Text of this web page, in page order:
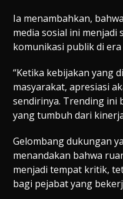
Ia menambahkan,
media sosial ini menjadi
komunikasi publik di era
“Ketika kebijakan yang
masyarakat, apresiasi
sendirinya. Trending ini
yang tumbuh dari
Gelombang dukungan
menandakan bahwa
menjadi tempat kritik,
bagi pejabat yang